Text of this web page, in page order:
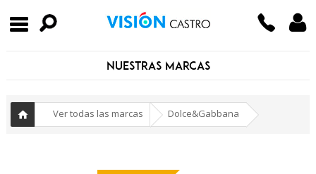
NUESTRAS MARCAS
Ver todas las marcas Dolce&Gabbana